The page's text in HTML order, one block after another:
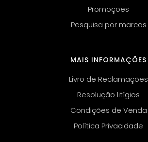
Promoções
Pesquisa por marcas
MAIS INFORMAÇÕES
Livro de Reclamações
Resolução litígios
Condições de Venda
Política Privacidade